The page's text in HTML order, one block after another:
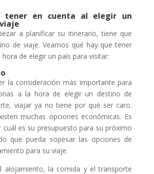
tener en cuenta al elegir un
a planificar su itinerario, tiene que
de viaje. Veamos qué hay que tener
de elegir un país para visitar:
la consideración más importante para
a la hora de elegir un destino de
viajar ya no tiene por qué ser caro.
muchas opciones económicas. Es
cuál es su presupuesto para su próximo
que pueda sopesar las opciones de
para su viaje.
alojamiento, la comida y el transporte